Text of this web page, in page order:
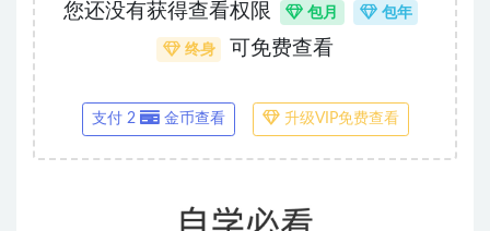
您还没有获得查看权限 包月 包年
终身 可免费查看
支付 2 金币查看 升级VIP免费查看